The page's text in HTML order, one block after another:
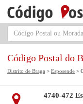
Código Postal do
Distrito de Braga > Esposende >
4740-472